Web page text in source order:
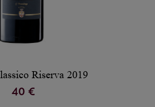
Riserva 2019
40 €